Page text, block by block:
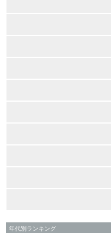
年代別ランキング